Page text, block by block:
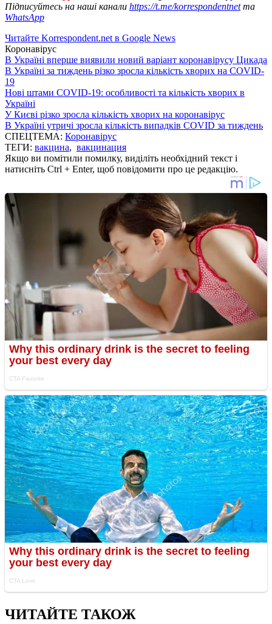
Підписуйтесь на наші канали https://t.me/korrespondentnetта
WhatsApp
Читайте Korrespondent.net в Google News
Коронавірус
В Україні вперше виявили новий варіант коронавірусу Цикада
В Україні за тиждень різко зросла кількість хворих на COVID-
19
Нові штами COVID-19: особливості та кількість хворих в
Україні
У Києві різко зросла кількість хворих на коронавірус
В Україні утричі зросла кількість випадків COVID за тиждень
СПЕЦТЕМА: Коронавірус
ТЕГИ: вакцина, вакцинация
Якщо ви помітили помилку, виділіть необхідний текст і
натисніть Ctrl + Enter, щоб повідомити про це редакцію.
ЧИТАЙТЕ ТАКОЖ